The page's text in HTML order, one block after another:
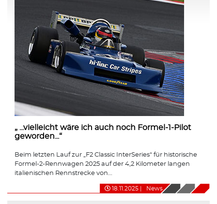
„ ...vielleicht wäre ich auch noch Formel-1-Pilot
geworden...“
Beim letzten Lauf zur „F2 Classic InterSeries“ für historische
Formel-2-Rennwagen 2025 auf der 4,2 Kilometer langen
italienischen Rennstrecke von...
18.11.2025 News